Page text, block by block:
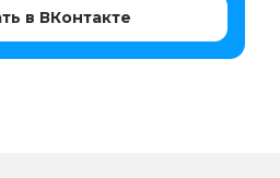
в ВКонтакте